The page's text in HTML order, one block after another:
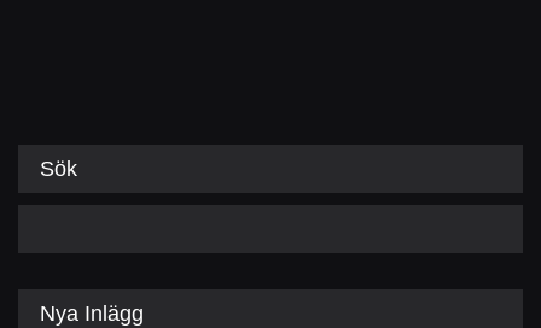
Sök
Nya Inlägg